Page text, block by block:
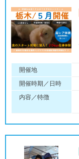
開催地
開催時期／日時
内容／特徴